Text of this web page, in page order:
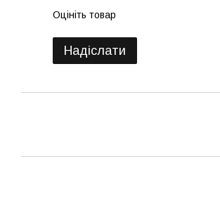
Оцініть товар
Надіслати